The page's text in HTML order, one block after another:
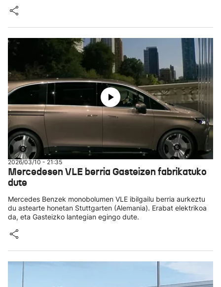
2026/03/10 - 21:35
Mercedesen VLE berria Gasteizen fabrikatuko
dute
Mercedes Benzek monobolumen VLE ibilgailu berria aurkeztu
du astearte honetan Stuttgarten (Alemania). Erabat elektrikoa
da, eta Gasteizko lantegian egingo dute.